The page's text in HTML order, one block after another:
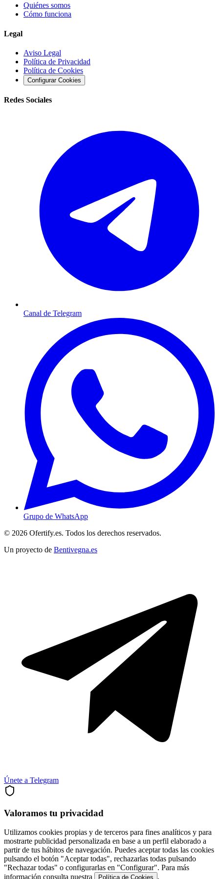
Quiénes somos
Cómo funciona
Legal
Aviso Legal
Política de Privacidad
Política de Cookies
Configurar Cookies
Redes Sociales
Canal de Telegram
Grupo de WhatsApp
© 2026 Ofertify.es. Todos los derechos reservados.
Un proyecto de Bentivegna.es
Únete a Telegram
Valoramos tu privacidad
Utilizamos cookies propias y de terceros para fines analíticos y para
mostrarte publicidad personalizada en base a un perfil elaborado a
partir de tus hábitos de navegación. Puedes aceptar todas las cookies
pulsando el botón "Aceptar todas", rechazarlas todas pulsando
"Rechazar todas" o configurarlas en "Configurar". Para más
información consulta nuestra
Política de Cookies .